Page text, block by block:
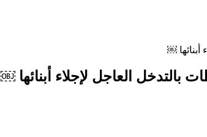
أبنائها ￼
بالتدخل العاجل لإجلاء أبنائها ￼